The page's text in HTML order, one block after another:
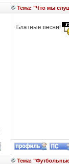
Тема: "Что мы
Блатные песни!
Тема: